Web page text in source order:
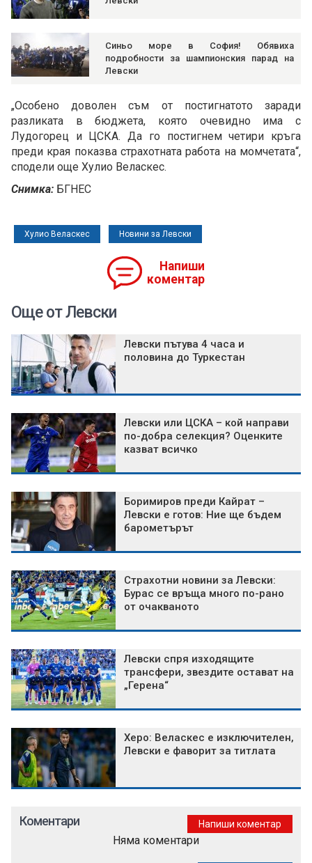
Синьо море в София! Обявиха
подробности за шампионския парад на
Левски
„Особено доволен съм от постигнатото заради
разликата в бюджета, която очевидно има с
Лудогорец и ЦСКА. Да го постигнем четири кръга
преди края показва страхотната работа на момчетата“,
сподели още Хулио Веласкес.
Снимка: БГНЕС
Хулио Веласкес Новини за Левски
Напиши
коментар
Още от Левски
Левски пътува 4 часа и
половина до Туркестан
Левски или ЦСКА – кой направи
по-добра селекция? Оценките
казват всичко
Боримиров преди Кайрат –
Левски е готов: Ние ще бъдем
барометърът
Страхотни новини за Левски:
Бурас се връща много по-рано
от очакваното
Левски спря изходящите
трансфери, звездите остават на
„Герена“
Херо: Веласкес е изключителен,
Левски е фаворит за титлата
Коментари Напиши коментар
Няма коментари